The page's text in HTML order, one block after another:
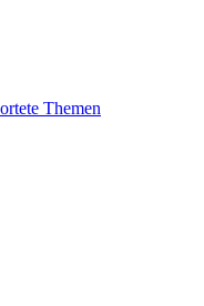
Themen